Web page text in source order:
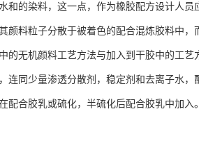
和的染料，这一点，作为橡胶配方设计人
颜料粒子分散于被着色的配合混炼胶料中
的无机颜料工艺方法与加入到干胶中的工
同少量渗透分散剂，稳定剂和去离子水，
配合胶乳或硫化，半硫化后配合胶乳中加